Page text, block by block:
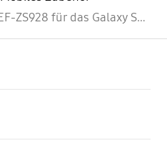
Smart View Wallet Case EF-ZS928 für das Galaxy S24 Ultra